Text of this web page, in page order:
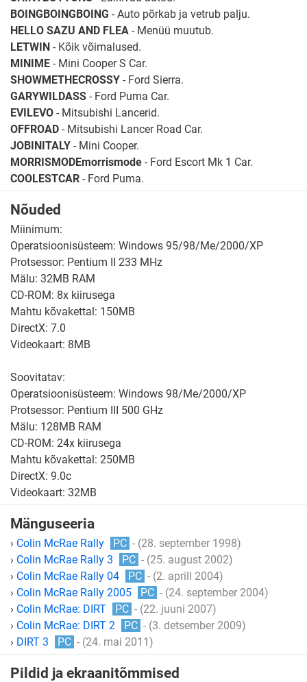
BOINGBOINGBOING - Auto põrkab ja vetrub palju.
HELLO SAZU AND FLEA - Menüü muutub.
LETWIN - Kõik võimalused.
MINIME - Mini Cooper S Car.
SHOWMETHECROSSY - Ford Sierra.
GARYWILDASS - Ford Puma Car.
EVILEVO - Mitsubishi Lancerid.
OFFROAD - Mitsubishi Lancer Road Car.
JOBINITALY - Mini Cooper.
MORRISMODEmorrismode - Ford Escort Mk 1 Car.
COOLESTCAR - Ford Puma.
Nõuded
Miinimum:
Operatsioonisüsteem: Windows 95/98/Me/2000/XP
Protsessor: Pentium II 233 MHz
Mälu: 32MB RAM
CD-ROM: 8x kiirusega
Mahtu kõvakettal: 150MB
DirectX: 7.0
Videokaart: 8MB
Soovitatav:
Operatsioonisüsteem: Windows 98/Me/2000/XP
Protsessor: Pentium III 500 GHz
Mälu: 128MB RAM
CD-ROM: 24x kiirusega
Mahtu kõvakettal: 250MB
DirectX: 9.0c
Videokaart: 32MB
Mänguseeria
› Colin McRae Rally PC - (28. september 1998)
› Colin McRae Rally 3 PC - (25. august 2002)
› Colin McRae Rally 04 PC - (2. aprill 2004)
› Colin McRae Rally 2005 PC - (24. september 2004)
› Colin McRae: DIRT PC - (22. juuni 2007)
› Colin McRae: DIRT 2 PC - (3. detsember 2009)
› DIRT 3 PC - (24. mai 2011)
Pildid ja ekraanitõmmised